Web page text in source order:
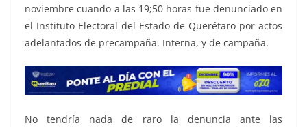
noviembre cuando a las 19;50 horas fue denunciado en
el Instituto Electoral del Estado de Querétaro por actos
adelantados de precampaña. Interna, y de campaña.
No tendría nada de raro la denuncia ante las